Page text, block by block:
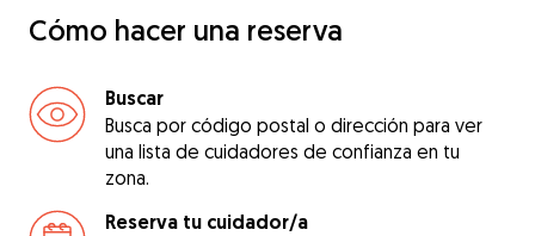
Cómo hacer una reserva
Buscar
Busca por código postal o dirección para ver
una lista de cuidadores de confianza en tu
zona.
Reserva tu cuidador/a